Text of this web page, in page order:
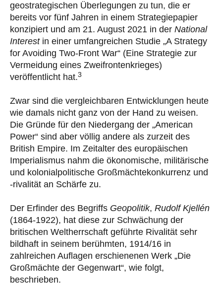
geostrategischen Überlegungen zu tun, die er
bereits vor fünf Jahren in einem Strategiepapier
konzipiert und am 21. August 2021 in der National
Interestin einer umfangreichen Studie „A Strategy
for Avoiding Two-Front War“ (Eine Strategie zur
Vermeidung eines Zweifrontenkrieges)
veröffentlicht hat.3
Zwar sind die vergleichbaren Entwicklungen heute
wie damals nicht ganz von der Hand zu weisen.
Die Gründe für den Niedergang der „American
Power“ sind aber völlig andere als zurzeit des
British Empire. Im Zeitalter des europäischen
Imperialismus nahm die ökonomische, militärische
und kolonialpolitische Großmächtekonkurrenz und
-rivalität an Schärfe zu.
Der Erfinder des Begriffs Geopolitik, Rudolf Kjellén
(1864-1922), hat diese zur Schwächung der
britischen Weltherrschaft geführte Rivalität sehr
bildhaft in seinem berühmten, 1914/16 in
zahlreichen Auflagen erschienenen Werk „Die
Großmächte der Gegenwart“, wie folgt,
beschrieben.